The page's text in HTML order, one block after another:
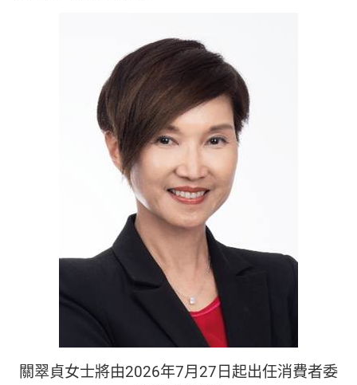
關翠貞女士將由2026年7月27日起出任消費者委